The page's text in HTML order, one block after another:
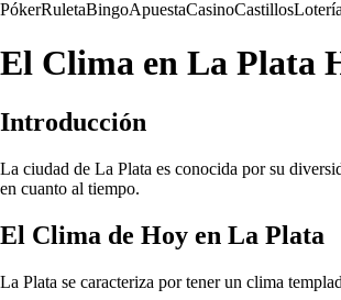
PókerRuletaBingoApuestaCasinoCastillosLotería
El Clima en La Plata
Introducción
La ciudad de La Plata es conocida por su
en cuanto al tiempo.
El Clima de Hoy en La Plata
La Plata se caracteriza por tener un clima